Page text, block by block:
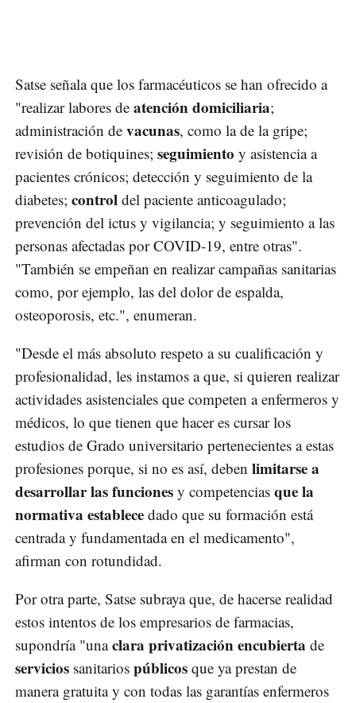
Satse señala que los farmacéuticos se han ofrecido a
"realizar labores de atención domiciliaria;
administración de vacunas, como la de la gripe;
revisión de botiquines; seguimiento y asistencia a
pacientes crónicos; detección y seguimiento de la
diabetes; control del paciente anticoagulado;
prevención del ictus y vigilancia; y seguimiento a las
personas afectadas por COVID-19, entre otras".
"También se empeñan en realizar campañas sanitarias
como, por ejemplo, las del dolor de espalda,
osteoporosis, etc.", enumeran.
"Desde el más absoluto respeto a su cualificación y
profesionalidad, les instamos a que, si quieren realizar
actividades asistenciales que competen a enfermeros y
médicos, lo que tienen que hacer es cursar los
estudios de Grado universitario pertenecientes a estas
profesiones porque, si no es así, deben limitarse a
desarrollar las funciones y competencias que la
normativa establece dado que su formación está
centrada y fundamentada en el medicamento",
afirman con rotundidad.
Por otra parte, Satse subraya que, de hacerse realidad
estos intentos de los empresarios de farmacias,
supondría "unaclara privatización encubierta de
servicios sanitarios públicos que ya prestan de
manera gratuita y con todas las garantías enfermeros